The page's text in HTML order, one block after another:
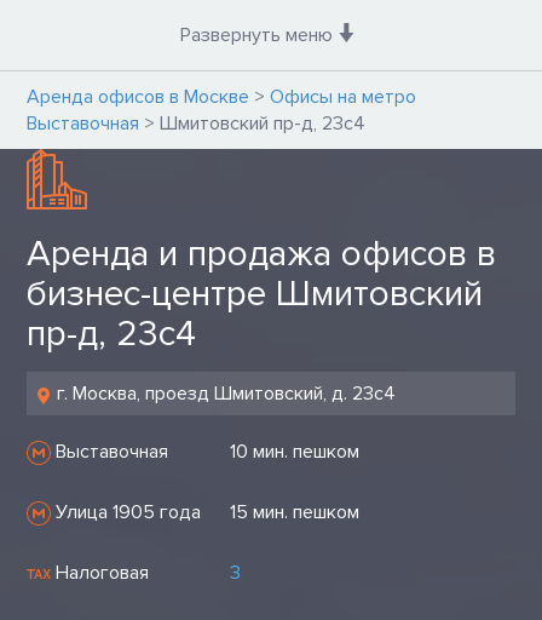
Развернуть меню
Аренда офисов в Москве > Офисы на метро
Выставочная > Шмитовский пр-д, 23с4
Аренда и продажа офисов в
бизнес-центре Шмитовский
пр-д, 23с4
г. Москва, проезд Шмитовский, д. 23с4
Выставочная 10 мин. пешком
Улица 1905 года 15 мин. пешком
Налоговая 3